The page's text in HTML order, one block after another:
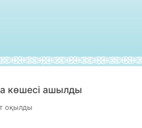
көшесі ашылды
оқылды